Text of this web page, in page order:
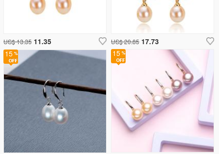
15
15
US$ 20.85 17.73
US$ 13.35 11.35